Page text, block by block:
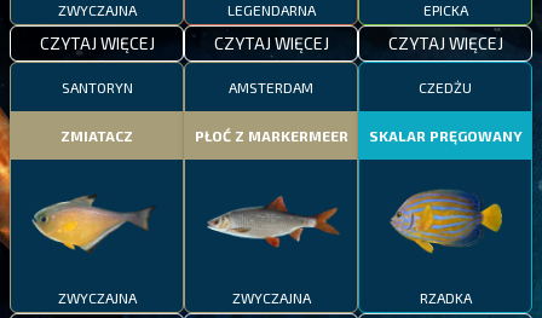
ZWYCZAJNA
CZYTAJ WIĘCEJ
LEGENDARNA
CZYTAJ WIĘCEJ
EPICKA
CZYTAJ WIĘCEJ
SANTORYN
ZMIATACZ
ZWYCZAJNA
AMSTERDAM
PŁOĆ Z MARKERMEER
ZWYCZAJNA
CZEDŻU
SKALAR PRĘGOWANY
RZADKA